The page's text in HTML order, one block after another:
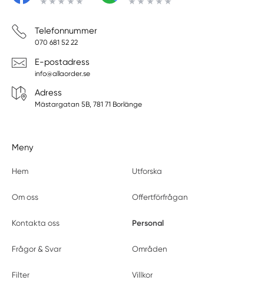
Telefonnummer
070 681 52 22
E-postadress
info@allaorder.se
Adress
Mästargatan 5B, 781 71 Borlänge
Meny
Hem Utforska
Om oss Offertförfrågan
Kontakta oss Personal
Frågor & Svar Områden
Filter Villkor